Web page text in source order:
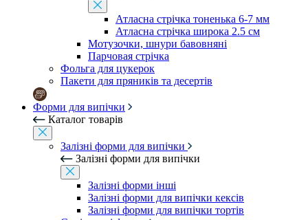
Атласна стрічка тоненька 6-7 мм
Атласна стрічка широка 2.5 см
Мотузочки, шнури бавовняні
Парчовая стрічка
Фольга для цукерок
Пакети для пряників та десертів
Форми для випічки
Каталог товарів
Залізні форми для випічки
Залізні форми для випічки
Залізні форми інші
Залізні форми для випічки кексів
Залізні форми для випічки тортів